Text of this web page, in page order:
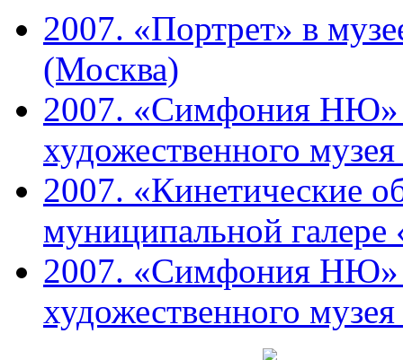
2007. «Портрет» в
(Москва)
2007. «Симфония НЮ»
художественного
2007. «Кинетические
муниципальной галере
2007. «Симфония НЮ»
художественного